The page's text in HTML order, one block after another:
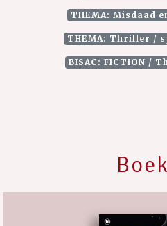
THEMA: Misdaad
THEMA: Thriller /
BISAC: FICTION /